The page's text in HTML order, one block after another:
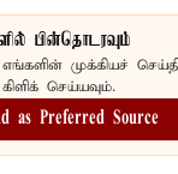
பின்தொடரவும்
எங்களின் முக்கியச்
செய்யவும்.
as Preferred Source